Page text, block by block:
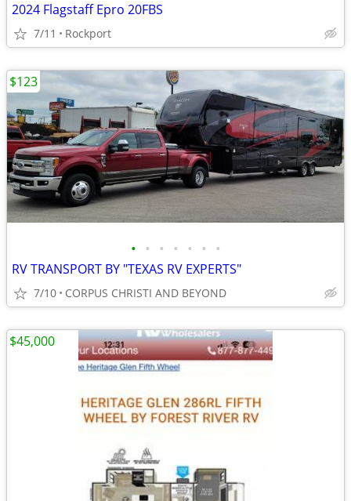
2024 Flagstaff Epro 20FBS
7/11 Rockport
• • • • • • •
RV TRANSPORT BY "TEXAS RV EXPERTS"
7/10 CORPUS CHRISTI AND BEYOND
$123
$45,000